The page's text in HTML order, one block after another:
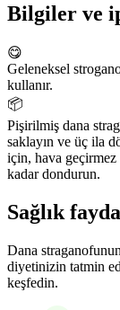
Bilgiler ve
😋
Geleneksel
kullanır.
📦
Pişirilmiş dana
saklayın ve üç ila
için, hava
kadar dondurun.
Sağlık
Dana
diyetinizin tatmin
keşfedin.